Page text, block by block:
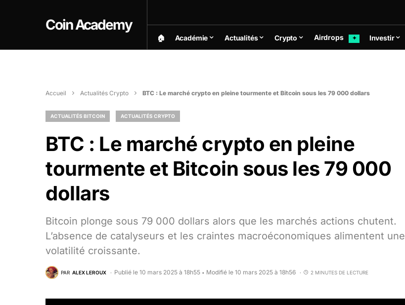
Coin Academy
🏠︎ Académie Actualités Crypto Airdrops ✦ Investir
Accueil Actualités Crypto BTC : Le marché crypto en pleine tourmente et Bitcoin sous les 79 000 dollars
ACTUALITÉS BITCOIN ACTUALITÉS CRYPTO
BTC : Le marché crypto en pleine
tourmente et Bitcoin sous les 79 000
dollars
Bitcoin plonge sous 79 000 dollars alors que les marchés actions chutent.
L’absence de catalyseurs et les craintes macroéconomiques alimentent une
volatilité croissante.
PAR ALEX LEROUX Publié le 10 mars 2025 à 18h55 • Modifié le 10 mars 2025 à 18h56 2 MINUTES DE LECTURE